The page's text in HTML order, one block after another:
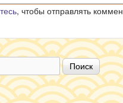
, чтобы отправлять
поиска